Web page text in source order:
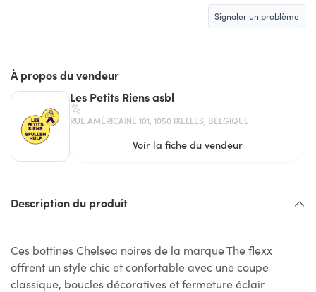
Signaler un problème
À propos du vendeur
Les Petits Riens asbl
RUE AMÉRICAINE 101, 1050 IXELLES, BELGIQUE
Voir la fiche du vendeur
Description du produit
Ces bottines Chelsea noires de la marque The flexx
offrent un style chic et confortable avec une coupe
classique, boucles décoratives et fermeture éclair